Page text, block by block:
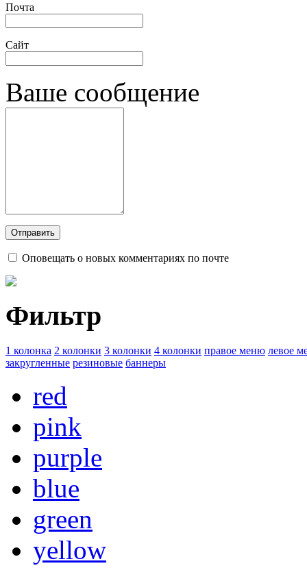
Почта
Сайт
Ваше сообщение
Оповещать о новых комментариях по почте
Фильтр
1 колонка 2 колонки 3 колонки 4 колонки правое меню левое
закругленные резиновые баннеры
red
pink
purple
blue
green
yellow